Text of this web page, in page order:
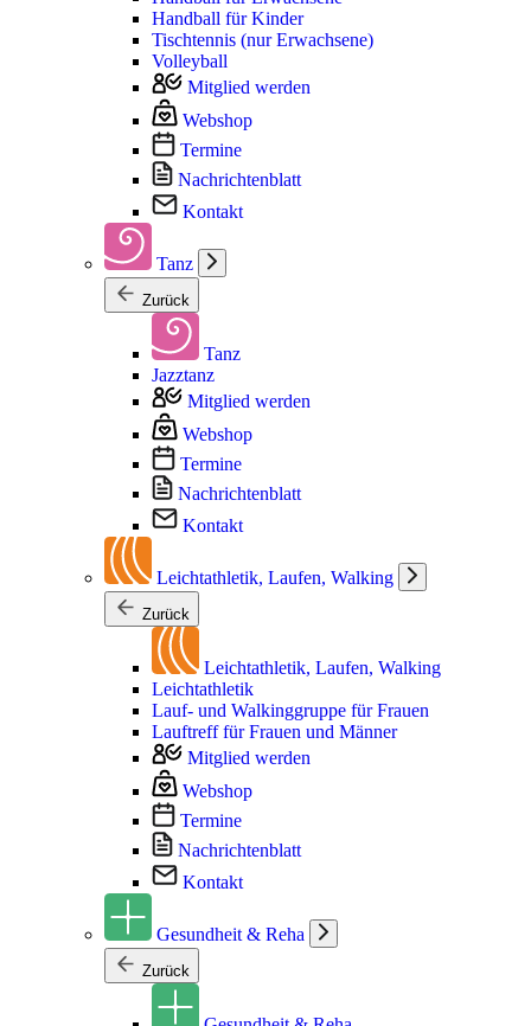
Handball für Kinder
Tischtennis (nur Erwachsene)
Volleyball
Mitglied werden
Webshop
Termine
Nachrichtenblatt
Kontakt
Tanz
Zurück
Tanz
Jazztanz
Mitglied werden
Webshop
Termine
Nachrichtenblatt
Kontakt
Leichtathletik, Laufen, Walking
Zurück
Leichtathletik, Laufen, Walking
Leichtathletik
Lauf- und Walkinggruppe für Frauen
Lauftreff für Frauen und Männer
Mitglied werden
Webshop
Termine
Nachrichtenblatt
Kontakt
Gesundheit & Reha
Zurück